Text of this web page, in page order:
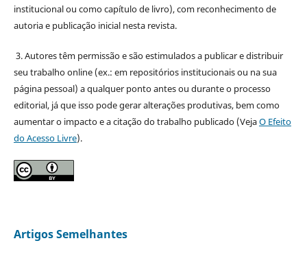
institucional ou como capítulo de livro), com reconhecimento de
autoria e publicação inicial nesta revista.
3. Autores têm permissão e são estimulados a publicar e distribuir
seu trabalho online (ex.: em repositórios institucionais ou na sua
página pessoal) a qualquer ponto antes ou durante o processo
editorial, já que isso pode gerar alterações produtivas, bem como
aumentar o impacto e a citação do trabalho publicado (VejaO Efeito
do Acesso Livre).
Artigos Semelhantes